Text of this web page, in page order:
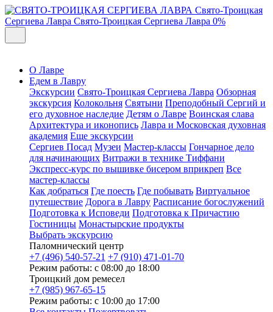
Свято-Троицкая
Сергиева Лавра Свято-Троицкая Сергиева Лавра 0%
О Лавре
Едем в Лавру
Экскурсии Свято-Троицкая Сергиева Лавра Обзорная
экскурсия Колокольня Святыни Преподобный Сергий и
его духовное наследие Детям о Лавре Воинская слава
Архитектура и иконопись Лавра и Московская духовная
академия Еще экскурсии
Сергиев Посад Музеи Мастер-классы Гончарное дело
для начинающих Витражи в технике Тиффани
Экспресс-курс по вышивке бисером вприкреп Все
мастер-классы
Как добраться Где поесть Где побывать Виртуальное
путешествие Дорога в Лавру Расписание богослужений
Подготовка к Исповеди Подготовка к Причастию
Гостиницы Монастырские продукты
Выбрать экскурсию
Паломнический центр
+7 (496) 540-57-21 +7 (910) 471-01-70
Режим работы: с 08:00 до 18:00
Троицкий дом ремесел
+7 (985) 967-65-15
Режим работы: с 10:00 до 17:00